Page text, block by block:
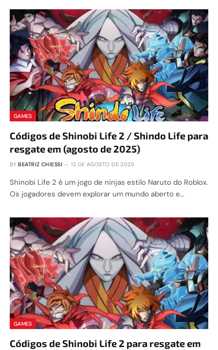
GAMES
Códigos de Shinobi Life 2 / Shindo Life para
resgate em (agosto de 2025)
BY BEATRIZ CHIESSI 12 DE AGOSTO DE 2025
Shinobi Life 2 é um jogo de ninjas estilo Naruto do Roblox.
Os jogadores devem explorar um mundo aberto e…
GAMES
Códigos de Shinobi Life 2 para resgate em